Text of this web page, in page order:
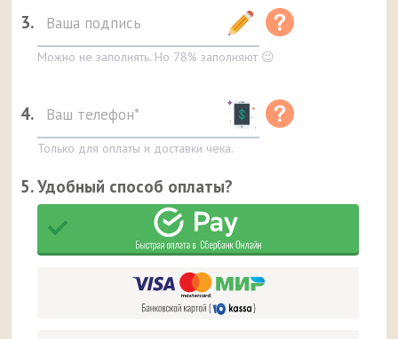
3.
Можно не заполнять. Но 78% заполняют 😉
4.
Только для оплаты и доставки чека.
5. Удобный способ оплаты?